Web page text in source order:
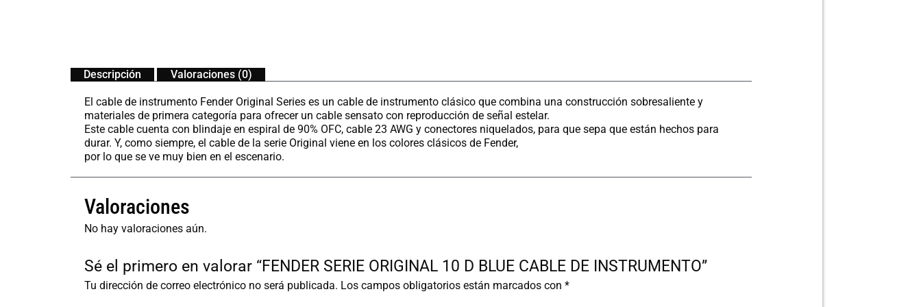
Descripción Valoraciones (0)
El cable de instrumento Fender Original Series es un cable de instrumento clásico que combina una construcción sobresaliente y
materiales de primera categoría para ofrecer un cable sensato con reproducción de señal estelar.
Este cable cuenta con blindaje en espiral de 90% OFC, cable 23 AWG y conectores niquelados, para que sepa que están hechos para
durar. Y, como siempre, el cable de la serie Original viene en los colores clásicos de Fender,
por lo que se ve muy bien en el escenario.
Valoraciones
No hay valoraciones aún.
Sé el primero en valorar “FENDER SERIE ORIGINAL 10 D BLUE CABLE DE INSTRUMENTO”
Tu dirección de correo electrónico no será publicada. Los campos obligatorios están marcados con *